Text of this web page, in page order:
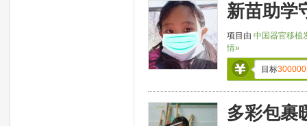
新苗助学
项目由 中国器官移植
情»
目标300000
多彩包裹